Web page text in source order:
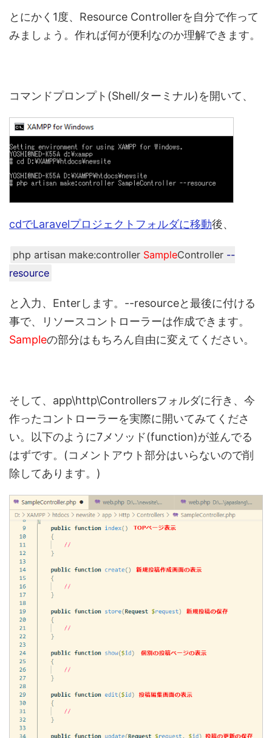
とにかく1度、Resource Controllerを自分で作って
みましょう。作れば何が便利なのか理解できます。
コマンドプロンプト(Shell/ターミナル)を開いて、
cdでLaravelプロジェクトフォルダに移動後、
php artisan make:controller SampleController --
resource
と入力、Enterします。--resourceと最後に付ける
事で、リソースコントローラーは作成できます。
Sampleの部分はもちろん自由に変えてください。
そして、app\http\Controllersフォルダに行き、今
作ったコントローラーを実際に開いてみてくださ
い。以下のように7メソッド(function)が並んでる
はずです。(コメントアウト部分はいらないので削
除してあります。)